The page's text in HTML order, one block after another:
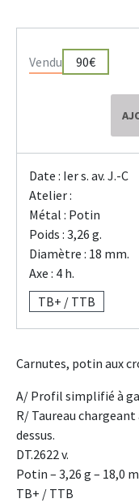
Vendu 90€
Date : Ier s. av. J.-C
Atelier :
Métal : Potin
Poids : 3,26 g.
Diamètre : 18 mm.
Axe : 4 h.
TB+ / TTB
Carnutes, potin aux
A/ Profil simplifié à
R/ Taureau
dessus.
DT.2622 v.
Potin – 3,26 g – 18,0
TB+ / TTB